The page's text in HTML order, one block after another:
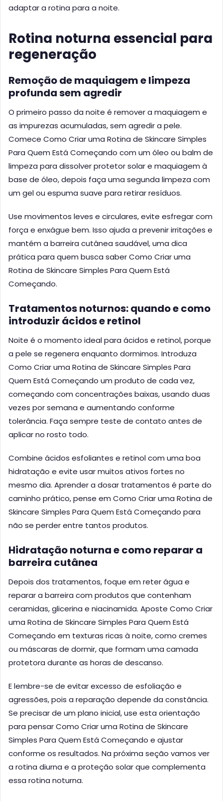
adaptar a rotina para a noite.
Rotina noturna essencial para
regeneração
Remoção de maquiagem e limpeza
profunda sem agredir
O primeiro passo da noite é remover a maquiagem e
as impurezas acumuladas, sem agredir a pele.
Comece Como Criar uma Rotina de Skincare Simples
Para Quem Está Começando com um óleo ou balm de
limpeza para dissolver protetor solar e maquiagem à
base de óleo, depois faça uma segunda limpeza com
um gel ou espuma suave para retirar resíduos.
Use movimentos leves e circulares, evite esfregar com
força e enxágue bem. Isso ajuda a prevenir irritações e
mantém a barreira cutânea saudável, uma dica
prática para quem busca saber Como Criar uma
Rotina de Skincare Simples Para Quem Está
Começando.
Tratamentos noturnos: quando e como
introduzir ácidos e retinol
Noite é o momento ideal para ácidos e retinol, porque
a pele se regenera enquanto dormimos. Introduza
Como Criar uma Rotina de Skincare Simples Para
Quem Está Começando um produto de cada vez,
começando com concentrações baixas, usando duas
vezes por semana e aumentando conforme
tolerância. Faça sempre teste de contato antes de
aplicar no rosto todo.
Combine ácidos esfoliantes e retinol com uma boa
hidratação e evite usar muitos ativos fortes no
mesmo dia. Aprender a dosar tratamentos é parte do
caminho prático, pense em Como Criar uma Rotina de
Skincare Simples Para Quem Está Começando para
não se perder entre tantos produtos.
Hidratação noturna e como reparar a
barreira cutânea
Depois dos tratamentos, foque em reter água e
reparar a barreira com produtos que contenham
ceramidas, glicerina e niacinamida. Aposte Como Criar
uma Rotina de Skincare Simples Para Quem Está
Começando em texturas ricas à noite, como cremes
ou máscaras de dormir, que formam uma camada
protetora durante as horas de descanso.
E lembre-se de evitar excesso de esfoliação e
agressões, pois a reparação depende da constância.
Se precisar de um plano inicial, use esta orientação
para pensar Como Criar uma Rotina de Skincare
Simples Para Quem Está Começando e ajustar
conforme os resultados. Na próxima seção vamos ver
a rotina diurna e a proteção solar que complementa
essa rotina noturna.